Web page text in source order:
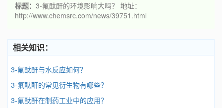
标题： 3-氟酞酐的环境影响大吗？ 地址：
http://www.chemsrc.com/news/39751.html
相关知识：
3-氟酞酐与水反应如何？
3-氟酞酐的常见衍生物有哪些？
3-氟酞酐在制药工业中的应用？